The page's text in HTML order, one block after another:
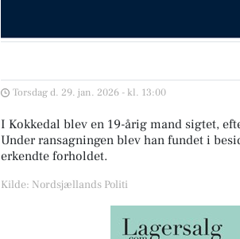
Torsdag d. 29. jan. 2026 - kl. 13:00
I Kokkedal blev en 19-årig mand sigtet,
Under ransagningen blev han fundet i
erkendte forholdet.
Kilde: Nordsjællands Politi